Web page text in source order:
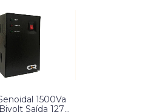
1500Va
Saída 127V